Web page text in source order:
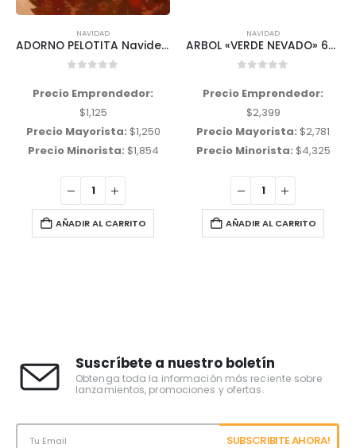
NAVIDAD
ADORNO PELOTITA Navideña x 6 unidades lisas o con brillos variedad de colores
Precio Emprendedor:
$1,125
Precio Mayorista: $1,250
Precio Minorista: $1,854
AÑADIR AL CARRITO
NAVIDAD
ARBOL «VERDE NEVADO» 60 cms PINO NAVIDEÑO
Precio Emprendedor:
$2,399
Precio Mayorista: $2,781
Precio Minorista: $4,325
AÑADIR AL CARRITO
Suscríbete a nuestro boletín
Obtenga toda la información más reciente sobre
lanzamientos, promociones y ofertas.